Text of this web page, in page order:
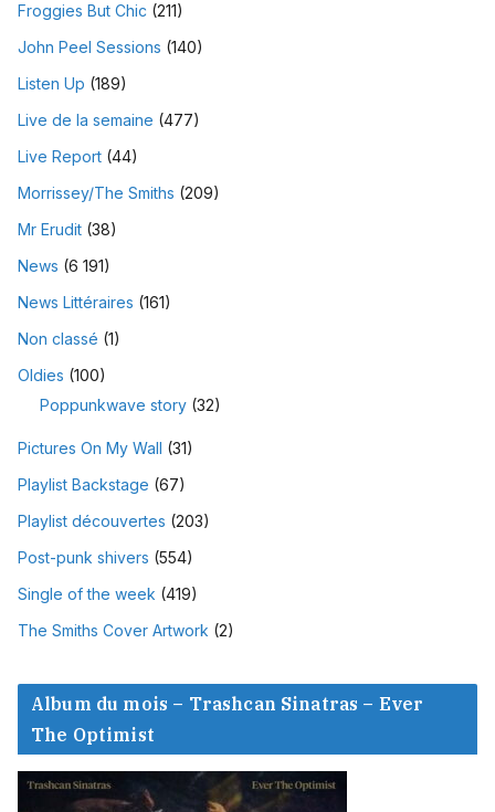
Froggies But Chic (211)
John Peel Sessions (140)
Listen Up (189)
Live de la semaine (477)
Live Report (44)
Morrissey/The Smiths (209)
Mr Erudit (38)
News (6 191)
News Littéraires (161)
Non classé (1)
Oldies (100)
Poppunkwave story (32)
Pictures On My Wall (31)
Playlist Backstage (67)
Playlist découvertes (203)
Post-punk shivers (554)
Single of the week (419)
The Smiths Cover Artwork (2)
Album du mois – Trashcan Sinatras – Ever
The Optimist